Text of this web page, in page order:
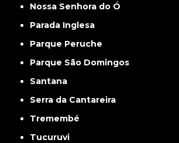
Nossa Senhora do Ó
Parada Inglesa
Parque Peruche
Parque São Domingos
Santana
Serra da Cantareira
Tremembé
Tucuruvi